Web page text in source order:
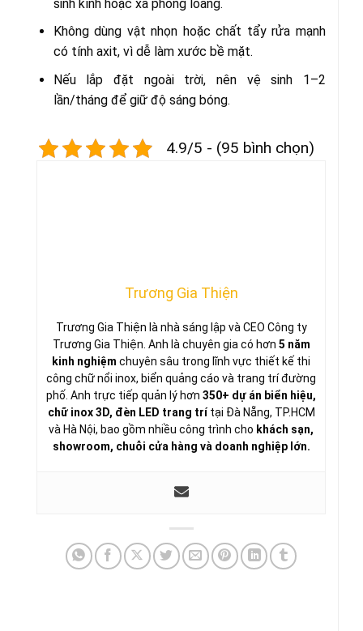
sinh kính hoặc xà phòng loãng.
Không dùng vật nhọn hoặc chất tẩy rửa mạnh
có tính axit, vì dễ làm xước bề mặt.
Nếu lắp đặt ngoài trời, nên vệ sinh 1–2
lần/tháng để giữ độ sáng bóng.
4.9/5 - (95 bình chọn)
Trương Gia Thiện
Trương Gia Thiện là nhà sáng lập và CEO Công ty
Trương Gia Thiện. Anh là chuyên gia có hơn 5 năm
kinh nghiệm chuyên sâu trong lĩnh vực thiết kế thi
công chữ nổi inox, biển quảng cáo và trang trí đường
phố. Anh trực tiếp quản lý hơn 350+ dự án biển hiệu,
chữ inox 3D, đèn LED trang trítại Đà Nẵng, TP.HCM
và Hà Nội, bao gồm nhiều công trình cho khách sạn,
showroom, chuỗi cửa hàng và doanh nghiệp lớn.